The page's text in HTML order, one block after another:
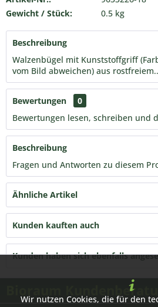
Gewicht / Stück:
0.5 kg
Beschreibung
Walzenbügel mit Kunststoffgriff
vom Bild abweichen) aus
Bewertungen
0
Bewertungen lesen, schreiben und
Beschreibung
Fragen und Antworten zu diesem
Ähnliche Artikel
Kunden kauften auch
Kunden haben sich ebenfalls
Bioraum
Wir nutzen Cookies, die für den